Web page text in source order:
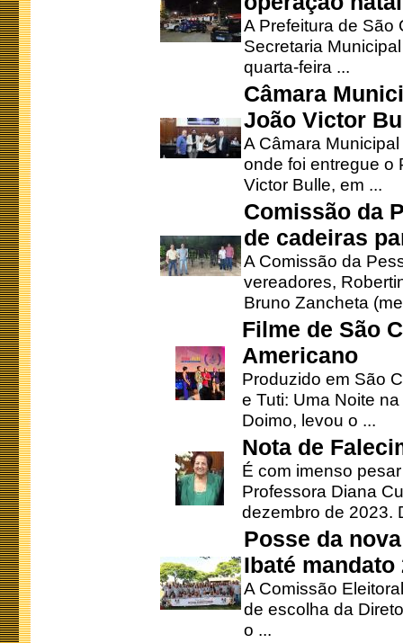
A Prefeitura de São
Secretaria
quarta-feira ...
Câmara
João Victor
A Câmara
onde foi entregue o
Victor Bulle, em ...
Comissão da
de cadeiras
A Comissão da
vereadores,
Bruno Zancheta
Filme de São
Americano
Produzido em São
e Tuti: Uma Noite
Doimo, levou o ...
Nota de
É com imenso
Professora Diana
dezembro de 2023.
Posse da
Ibaté mandato
A Comissão
de escolha da
o ...